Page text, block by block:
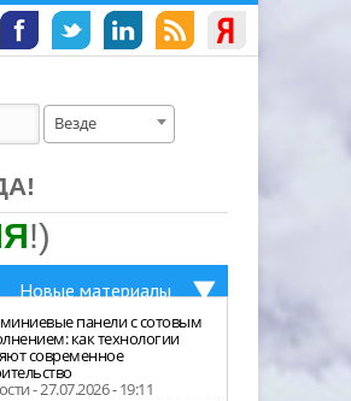
Везде
!)
Новые материалы
панели с сотовым
как технологии
современное
- 27.07.2026 - 19:11